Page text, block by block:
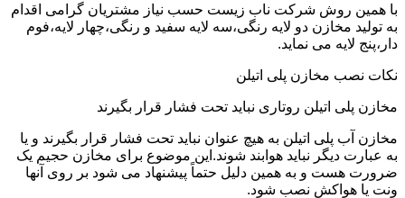
با همین روش شرکت ناب زیست حسب نیاز مشتریان گرامی اقدام
به تولید مخازن دو لایه رنگی،سه لایه سفید و رنگی،چهار لایه،فوم
دار،پنج لایه می نماید.
نکات نصب مخازن پلی اتیلن
مخازن پلی اتیلن روتاری نباید تحت فشار قرار بگیرند
مخازن آب پلی اتیلن به هیچ عنوان نباید تحت فشار قرار بگیرند و یا
به عبارت دیگر نباید هوابند شوند.این موضوع برای مخازن حجیم یک
ضرورت هست و به همین دلیل حتماً پیشنهاد می شود بر روی آنها
ونت یا هواکش نصب شود.